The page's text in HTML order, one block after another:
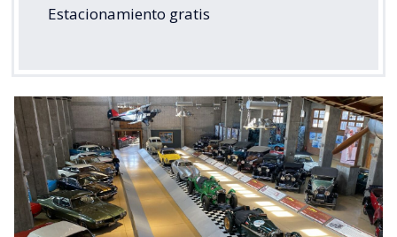
Estacionamiento gratis